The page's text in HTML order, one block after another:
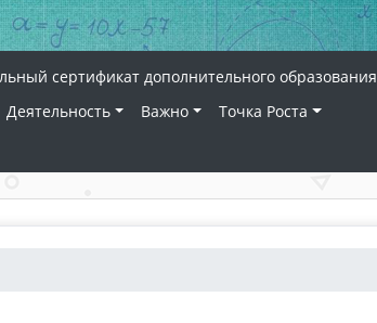
сертификат дополнительного образования
Деятельность Важно
Точка Роста